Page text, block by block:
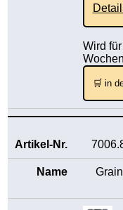
Wird
Wochen
🛒 in